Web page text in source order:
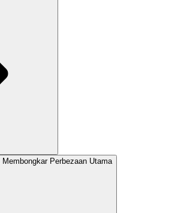
Membongkar Perbezaan Utama